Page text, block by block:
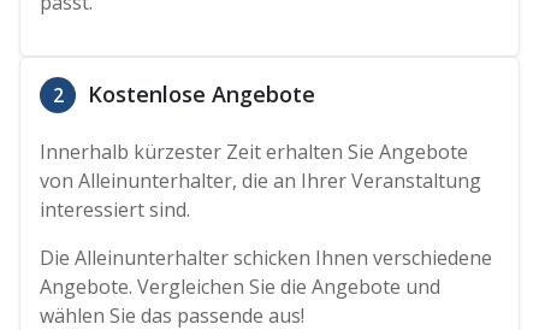
2 Kostenlose Angebote
Innerhalb kürzester Zeit erhalten Sie Angebote
von Alleinunterhalter, die an Ihrer Veranstaltung
interessiert sind.
Die Alleinunterhalter schicken Ihnen verschiedene
Angebote. Vergleichen Sie die Angebote und
wählen Sie das passende aus!